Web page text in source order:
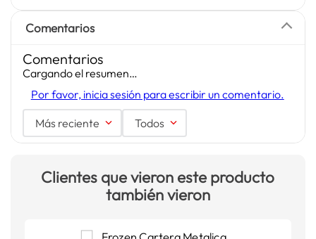
Comentarios
Comentarios
Cargando el resumen…
Por favor, inicia sesión para escribir un comentario.
Más reciente Todos
Clientes que vieron este producto
también vieron